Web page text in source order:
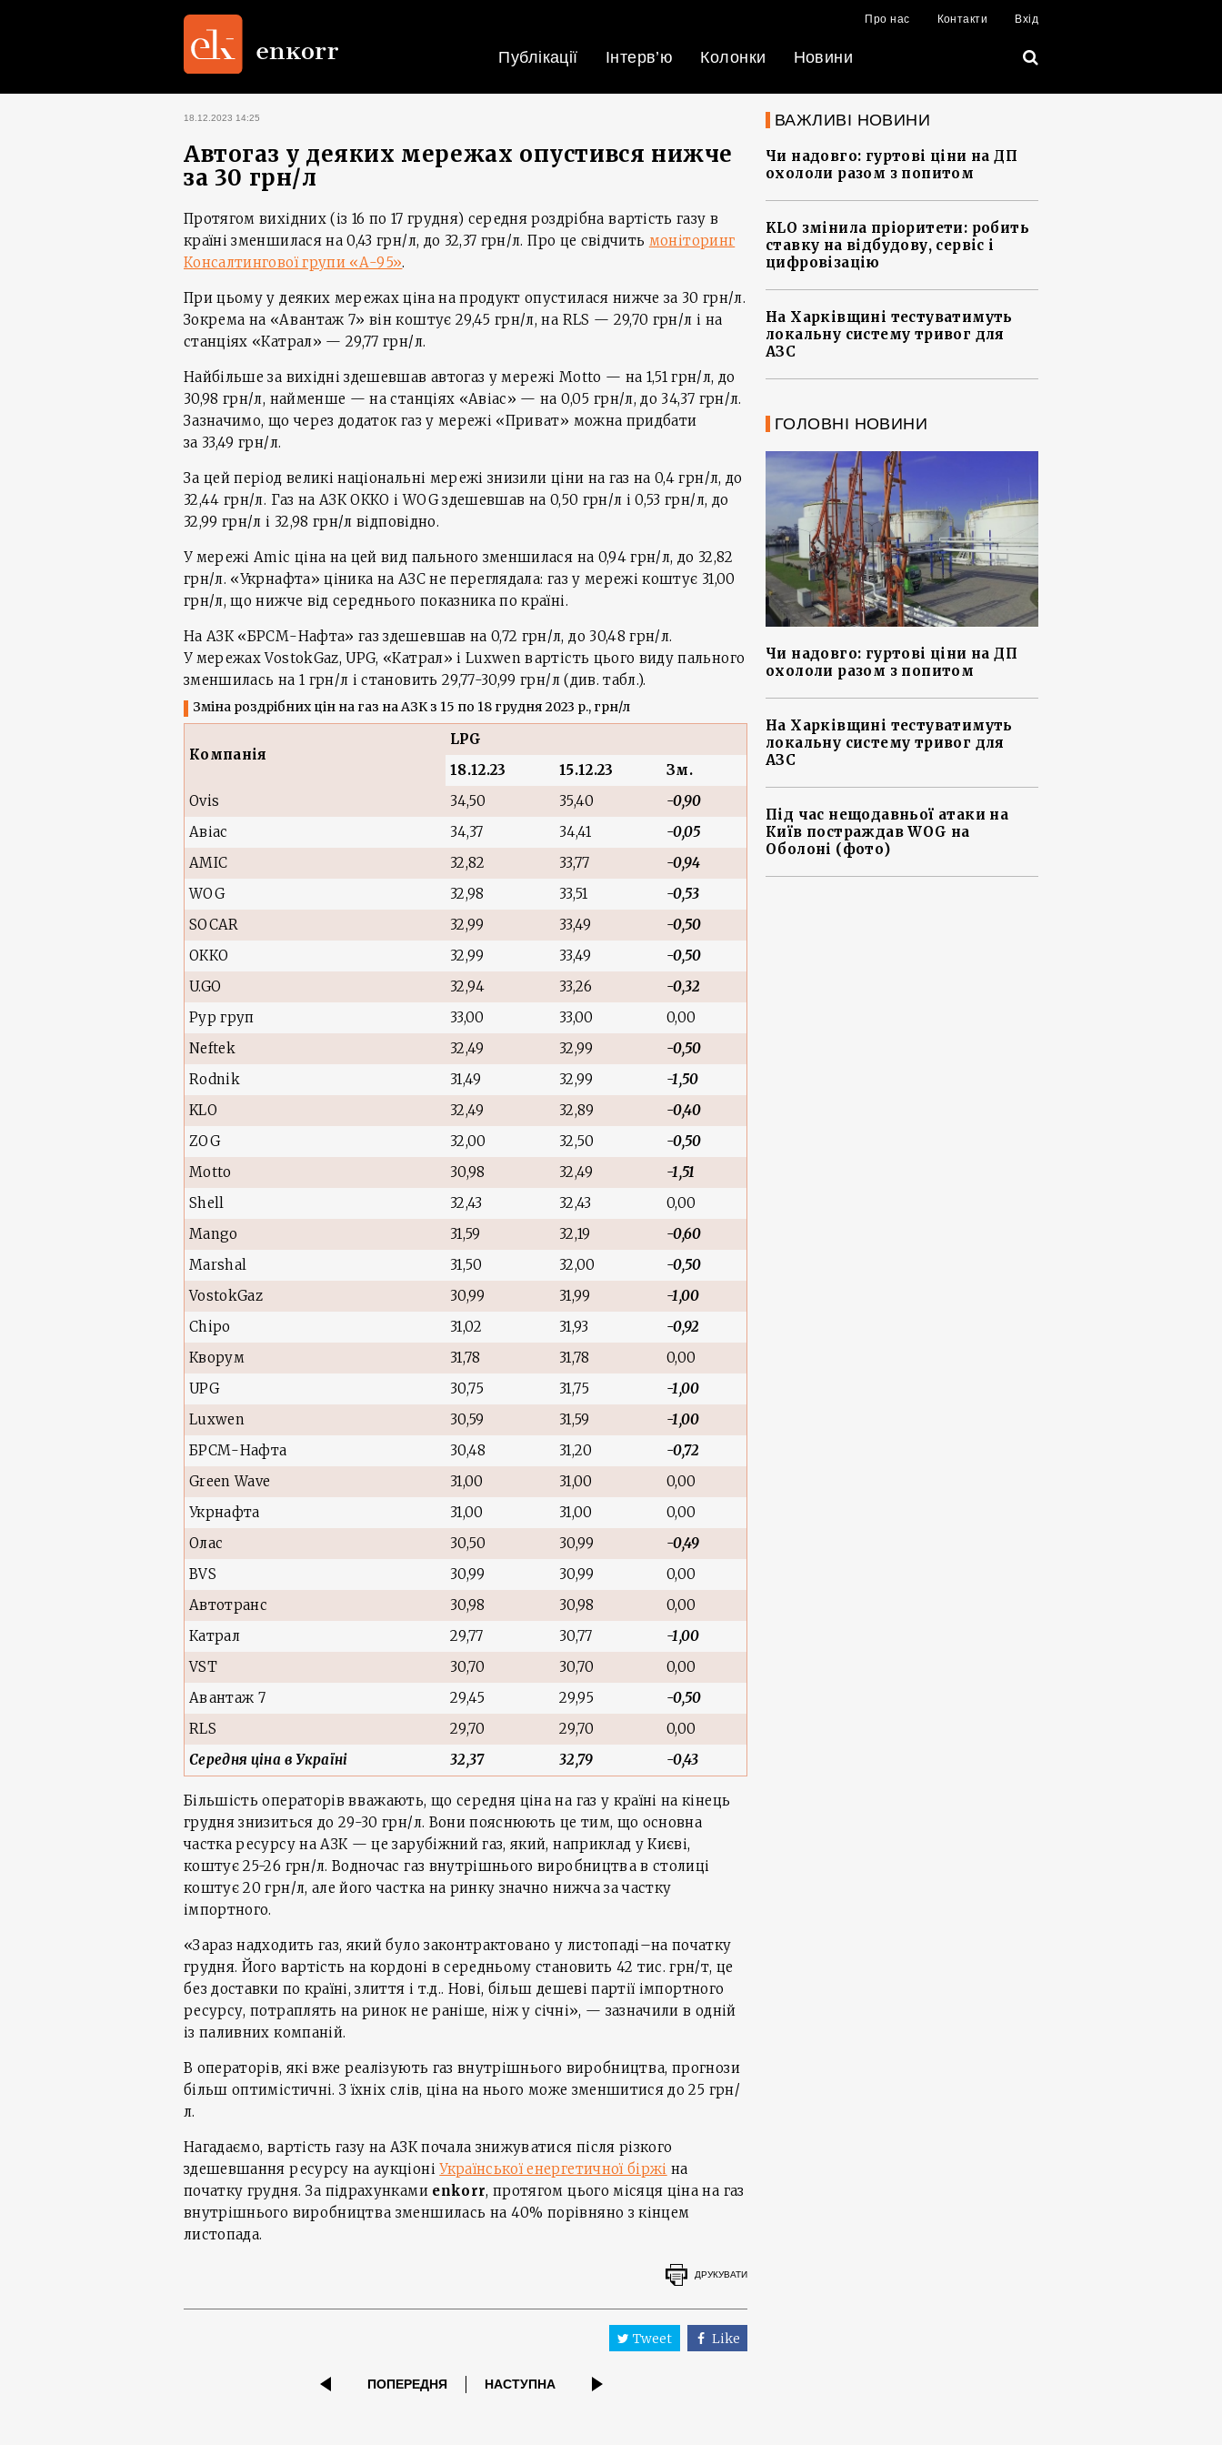
Про нас Контакти Вхід
Публікації Інтерв’ю Колонки Новини
18.12.2023 14:25
Автогаз у деяких мережах опустився нижче
за 30 грн/л
Протягом вихідних (із 16 по 17 грудня) середня роздрібна вартість газу в
країні зменшилася на 0,43 грн/л, до 32,37 грн/л. Про це свідчить моніторинг
Консалтингової групи «А-95».
При цьому у деяких мережах ціна на продукт опустилася нижче за 30 грн/л.
Зокрема на «Авантаж 7» він коштує 29,45 грн/л, на RLS — 29,70 грн/л і на
станціях «Катрал» — 29,77 грн/л.
Найбільше за вихідні здешевшав автогаз у мережі Motto — на 1,51 грн/л, до
30,98 грн/л, найменше — на станціях «Aвіас» — на 0,05 грн/л, до 34,37 грн/л.
Зазначимо, що через додаток газ у мережі «Приват» можна придбати
за 33,49 грн/л.
За цей період великі національні мережі знизили ціни на газ на 0,4 грн/л, до
32,44 грн/л. Газ на АЗК ОККО і WOG здешевшав на 0,50 грн/л і 0,53 грн/л, до
32,99 грн/л і 32,98 грн/л відповідно.
У мережі Аmic ціна на цей вид пального зменшилася на 0,94 грн/л, до 32,82
грн/л. «Укрнафта» ціника на АЗС не переглядала: газ у мережі коштує 31,00
грн/л, що нижче від середнього показника по країні.
На АЗК «БРСМ-Нафта» газ здешевшав на 0,72 грн/л, до 30,48 грн/л.
У мережах VostokGaz, UPG, «Катрал» і Luxwen вартість цього виду пального
зменшилась на 1 грн/л і становить 29,77-30,99 грн/л (див. табл.).
Зміна роздрібних цін на газ на АЗК з 15 по 18 грудня 2023 р., грн/л
Компанія
LPG
18.12.23
15.12.23
Зм.
Ovis
34,50 35,40
-0,90
Авіас
34,37 34,41
-0,05
AMIC
32,82 33,77
-0,94
WOG
32,98 33,51
-0,53
SOCAR
32,99 33,49
-0,50
ОККО
32,99 33,49
-0,50
U.GO
32,94 33,26
-0,32
Рур груп
33,00 33,00
0,00
Neftek
32,49 32,99
-0,50
Rodnik
31,49 32,99
-1,50
KLO
32,49 32,89
-0,40
ZOG
32,00 32,50
-0,50
Motto
30,98 32,49
-1,51
Shell
32,43 32,43
0,00
Mango
31,59 32,19
-0,60
Marshal
31,50 32,00
-0,50
VostokGaz
30,99 31,99
-1,00
Chipo
31,02 31,93
-0,92
Кворум
31,78 31,78
0,00
UPG
30,75 31,75
-1,00
Luxwen
30,59 31,59
-1,00
БРСМ-Нафта
30,48 31,20
-0,72
Green Wave
31,00 31,00
0,00
Укрнафта
31,00 31,00
0,00
Олас
30,50 30,99
-0,49
BVS
30,99 30,99
0,00
Автотранс
30,98 30,98
0,00
Катрал
29,77 30,77
-1,00
VST
30,70 30,70
0,00
Авантаж 7
29,45 29,95
-0,50
RLS
29,70 29,70
0,00
Середня ціна в Україні
32,37 32,79 -0,43
Більшість операторів вважають, що середня ціна на газ у країні на кінець
грудня знизиться до 29-30 грн/л. Вони пояснюють це тим, що основна
частка ресурсу на АЗК — це зарубіжний газ, який, наприклад у Києві,
коштує 25-26 грн/л. Водночас газ внутрішнього виробництва в столиці
коштує 20 грн/л, але його частка на ринку значно нижча за частку
імпортного.
«Зараз надходить газ, який було законтрактовано у листопаді–на початку
грудня. Його вартість на кордоні в середньому становить 42 тис. грн/т, це
без доставки по країні, злиття і т.д.. Нові, більш дешеві партії імпортного
ресурсу, потраплять на ринок не раніше, ніж у січні», — зазначили в одній
із паливних компаній.
В операторів, які вже реалізують газ внутрішнього виробництва, прогнози
більш оптимістичні. З їхніх слів, ціна на нього може зменшитися до 25 грн/
л.
Нагадаємо, вартість газу на АЗК почала знижуватися після різкого
здешевшання ресурсу на аукціоніУкраїнської енергетичної біржі на
початку грудня. За підрахунками enkorr, протягом цього місяця ціна на газ
внутрішнього виробництва зменшилась на 40% порівняно з кінцем
листопада.
ДРУКУВАТИ
Tweet Like
ПОПЕРЕДНЯ НАСТУПНА
ВАЖЛИВІ НОВИНИ
Чи надовго: гуртові ціни на ДП
охололи разом з попитом
KLO змінила пріоритети: робить
ставку на відбудову, сервіс і
цифровізацію
На Харківщині тестуватимуть
локальну систему тривог для
АЗС
ГОЛОВНІ НОВИНИ
Чи надовго: гуртові ціни на ДП
охололи разом з попитом
На Харківщині тестуватимуть
локальну систему тривог для
АЗС
Під час нещодавньої атаки на
Київ постраждав WOG на
Оболоні (фото)